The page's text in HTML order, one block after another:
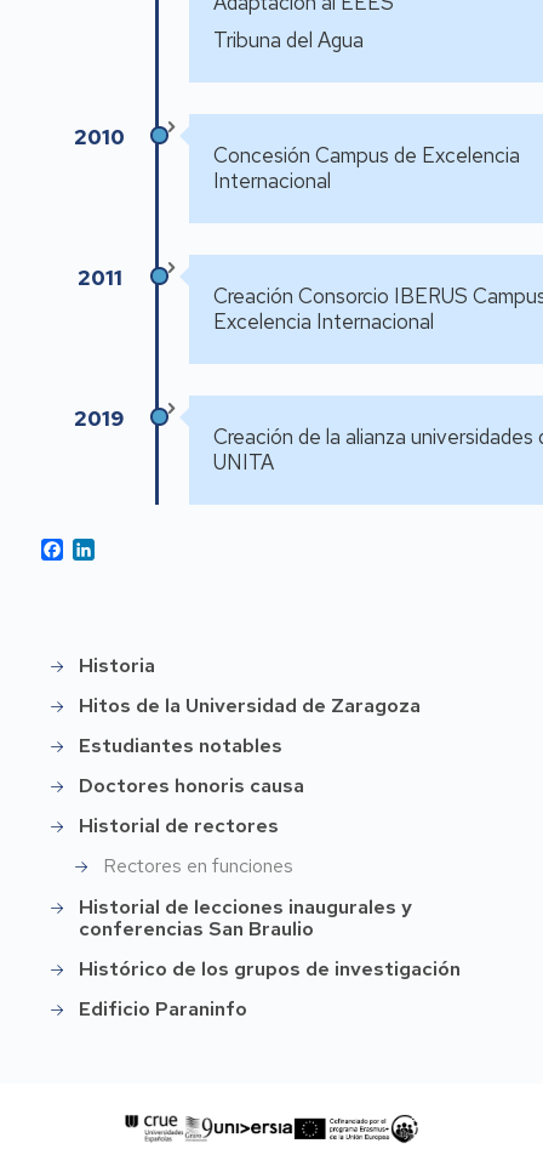
Tribuna del Agua
2010
Concesión Campus de Excelencia
Internacional
2011
Creación Consorcio IBERUS
Excelencia Internacional
2019
Creación de la alianza universidades
UNITA
Facebook
Historia
Historia
Hitos de la Universidad de Zaragoza
Estudiantes notables
Doctores honoris causa
Historial de rectores
Rectores en funciones
Historial de lecciones inaugurales y
conferencias San Braulio
Histórico de los grupos de investigación
Edificio Paraninfo